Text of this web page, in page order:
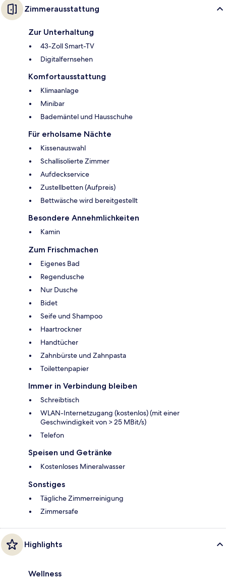
Zimmerausstattung
Zur Unterhaltung
43-Zoll Smart-TV
Digitalfernsehen
Komfortausstattung
Klimaanlage
Minibar
Bademäntel und Hausschuhe
Für erholsame Nächte
Kissenauswahl
Schallisolierte Zimmer
Aufdeckservice
Zustellbetten (Aufpreis)
Bettwäsche wird bereitgestellt
Besondere Annehmlichkeiten
Kamin
Zum Frischmachen
Eigenes Bad
Regendusche
Nur Dusche
Bidet
Seife und Shampoo
Haartrockner
Handtücher
Zahnbürste und Zahnpasta
Toilettenpapier
Immer in Verbindung bleiben
Schreibtisch
WLAN-Internetzugang (kostenlos) (mit einer
Geschwindigkeit von > 25 MBit/s)
Telefon
Speisen und Getränke
Kostenloses Mineralwasser
Sonstiges
Tägliche Zimmerreinigung
Zimmersafe
Highlights
Wellness